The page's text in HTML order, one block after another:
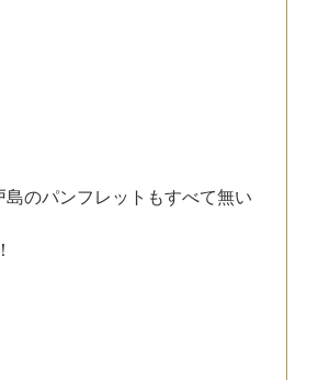
のパンフレットもすべて無い